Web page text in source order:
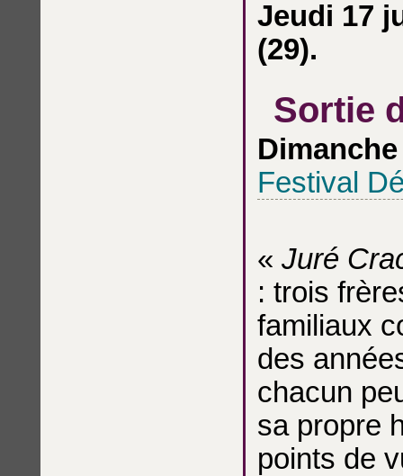
Jeudi 17
(29).
Sortie
Festival
«Juré
: trois
familiaux
des
chacun
sa propre
points de